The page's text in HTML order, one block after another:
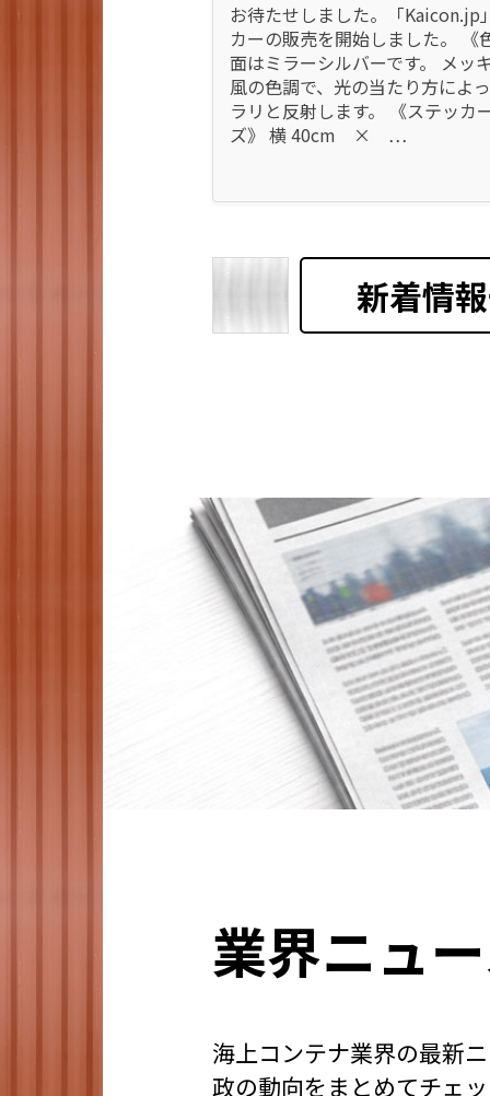
お待たせしました。「Kaicon.jp
カーの販売を開始しました。 《
面はミラーシルバーです。 メッ
風の色調で、光の当たり方によ
ラリと反射します。 《ステッカ
ズ》 横 40cm × …
新着情
業界ニュ
海上コンテナ業界の最新
政の動向をまとめてチェ